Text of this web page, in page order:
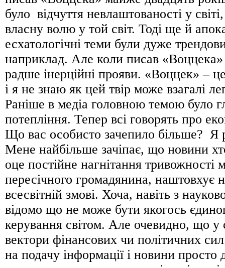
було відчуття невлаштованості у
власну волю у той світ. Тоді ще й
есхатологічні теми були дуже
наприклад. Але коли писав
радше інерційні прояви. «Воццек» –
і я не знаю як цей твір може взагалі
Раніше в медіа головною темою було
потепління. Тепер всі говорять про
Що вас особисто зачепило більше? Я
Мене найбільше зачіпає, що новини
оце постійне нагнітання тривожності
пересічного громадянина, наштовхує
всесвітній змові. Хоча, навіть з
відомо що не може бути якогось
керування світом. Але очевидно, що у
вектори фінансових чи політичних
на подачу інформації і новини